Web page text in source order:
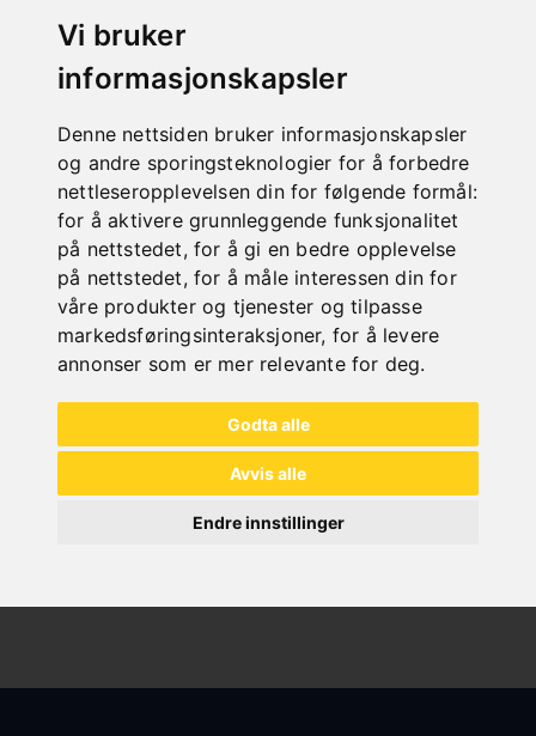
Vi bruker
informasjonskapsler
Denne nettsiden bruker informasjonskapsler
og andre sporingsteknologier for å forbedre
nettleseropplevelsen din for følgende formål:
for å aktivere grunnleggende funksjonalitet
på nettstedet,for å gi en bedre opplevelse
på nettstedet,for å måle interessen din for
våre produkter og tjenester og tilpasse
markedsføringsinteraksjoner, for å levere
annonser som er mer relevante for deg.
Godta alle
Avvis alle
Endre innstillinger
DIAMANTSKJÆRESKIVE 350 X 25,4 MM
Art. No. : 48-1095
€ 130,80
Out of Stock